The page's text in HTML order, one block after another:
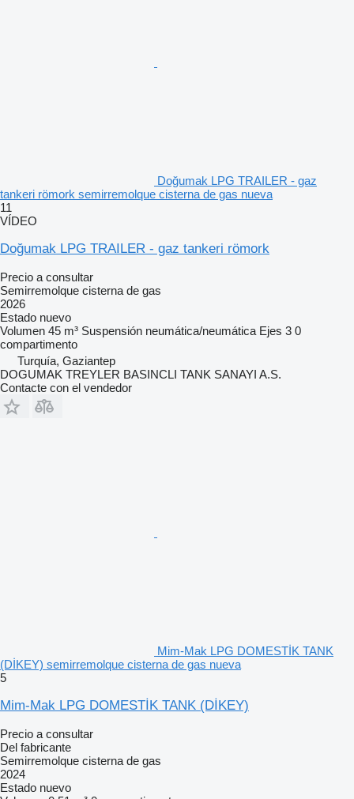
Doğumak LPG TRAILER - gaz
tankeri römork semirremolque cisterna de gas nueva
11
VÍDEO
Doğumak LPG TRAILER - gaz tankeri römork
Precio a consultar
Semirremolque cisterna de gas
2026
Estado nuevo
Volumen 45 m³ Suspensión neumática/neumática Ejes 3 0
compartimento
Turquía, Gaziantep
DOGUMAK TREYLER BASINCLI TANK SANAYI A.S.
Contacte con el vendedor
Mim-Mak LPG DOMESTİK TANK
(DİKEY) semirremolque cisterna de gas nueva
5
Mim-Mak LPG DOMESTİK TANK (DİKEY)
Precio a consultar
Del fabricante
Semirremolque cisterna de gas
2024
Estado nuevo